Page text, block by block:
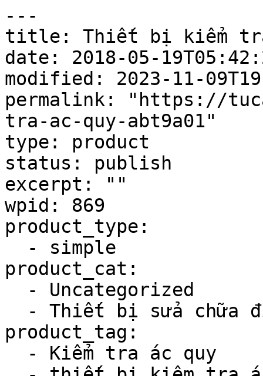
---
title: Thiết bị kiểm tra
date: 2018-05-
modified: 2023-11-
permalink: "https://
tra-ac-quy-abt9a01"
type: product
status: publish
excerpt: ""
wpid: 869
product_type:
product_cat:
product_tag: